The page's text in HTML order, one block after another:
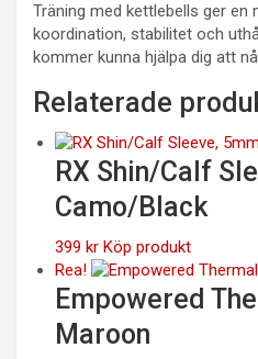
Träning med kettlebells ger en
koordination, stabilitet och
kommer kunna hjälpa dig att
Relaterade
RX Shin/Calf
Camo/Black
399 kr Köp produkt
Rea!
Empowered
Maroon